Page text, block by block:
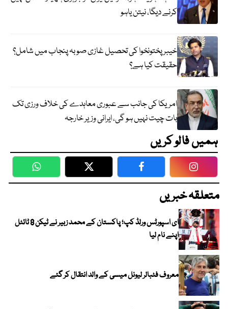
کرنے دیگا، نیتن یاہو
خیبر پختونخوا کی تحصیل غازی صوبہ پنجاب میں شامل؟
حقیقت کیا ہے؟
امریکا کی جانب سے عبوری معاہدے کی خلاف ورزی تک
بات چیت نہیں ہو گی، ایرانی وزیر خارجہ
ہمیں فالو کریں
WhatsApp Twitter Facebook
متعلقہ خبریں
ای اسپورٹس ورلڈ کپ؛ پاکستان کے محمد زبیر نے ٹیکن 8 ٹائٹل
اپنے نام لیا
معروف فٹبالر لیونل میسی کے والد انتقال کر گئے